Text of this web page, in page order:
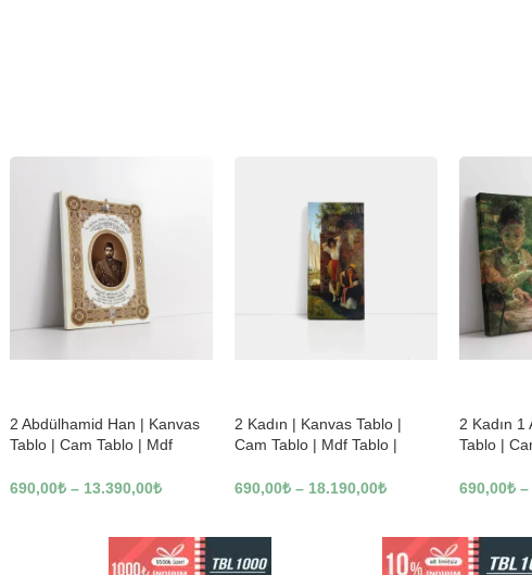
2 Abdülhamid Han | Kanvas
Tablo | Cam Tablo | Mdf
690,00₺ – 13.390,00₺
2 Kadın | Kanvas Tablo |
Cam Tablo | Mdf Tablo |
690,00₺ – 18.190,00₺
2 Kadın
Tablo |
690,00₺ –